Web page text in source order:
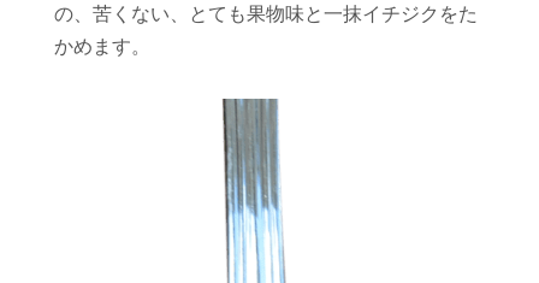
の、苦くない、とても果物味と一抹イチジクをた
かめます。